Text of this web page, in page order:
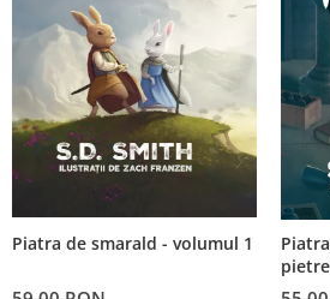
Piatra de smarald - volumul 1